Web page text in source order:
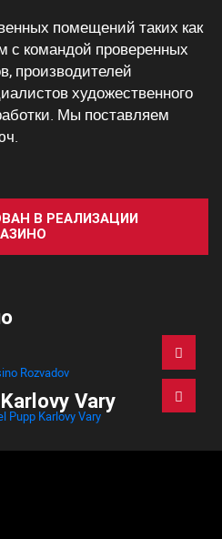
помещений таких как
с командой проверенных
производителей
художественного
Мы поставляем
В РЕАЛИЗАЦИИ
Vary